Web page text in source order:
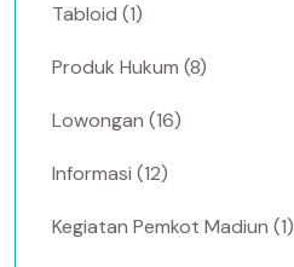
Tabloid (1)
Produk Hukum (8)
Lowongan (16)
Informasi (12)
Kegiatan Pemkot Madiun (1)